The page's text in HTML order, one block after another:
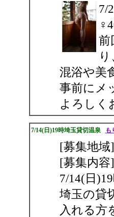
7/
前
混浴や美
事前にメ
よろしく
7/14(日)19時埼玉貸切温泉 も
[募集地
[募集内
7/14(日
埼玉の貸
入れる方